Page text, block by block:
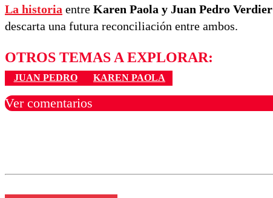
La historia entre Karen Paola y Juan Pedro Verdier
descarta una futura reconciliación entre ambos.
OTROS TEMAS A EXPLORAR:
JUAN PEDRO KAREN PAOLA
Ver comentarios